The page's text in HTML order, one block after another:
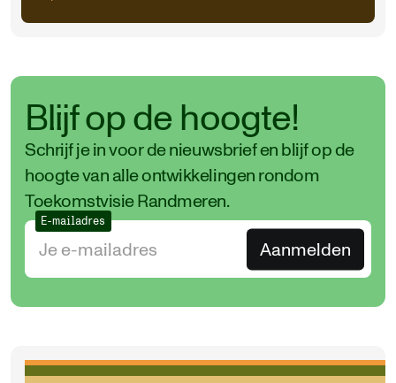
Blijf op de hoogte!
Schrijf je in voor de nieuwsbrief en blijf op de
hoogte van alle ontwikkelingen rondom
Toekomstvisie Randmeren.
E-mailadres